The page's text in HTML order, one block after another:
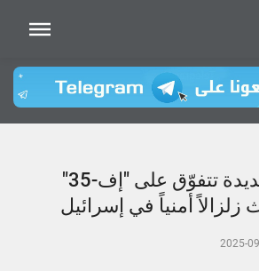
مقاتلة مصرية جديدة تتفوّق على "إف-35"